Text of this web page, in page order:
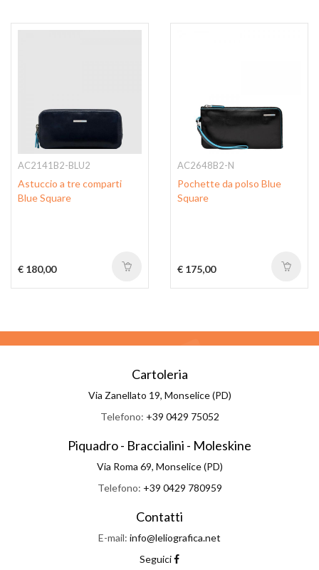
AC2141B2-BLU2
Astuccio a tre comparti
Blue Square
€ 180,00
AC2648B2-N
Pochette da polso Blue
Square
€ 175,00
Cartoleria
Via Zanellato 19, Monselice (PD)
Telefono: +39 0429 75052
Piquadro - Braccialini - Moleskine
Via Roma 69, Monselice (PD)
Telefono: +39 0429 780959
Contatti
E-mail: info@leliografica.net
Seguici